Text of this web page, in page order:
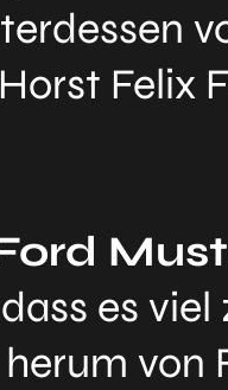
Felix
es
von